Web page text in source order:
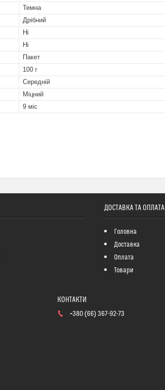
Темна
Дрібний
Ні
Ні
Пакет
100 г
Середній
Міцний
9 міс
ДОСТАВКА ТА ОПЛАТА
Головна
Доставка
Оплата
Товари
+380 (66) 367-92-73